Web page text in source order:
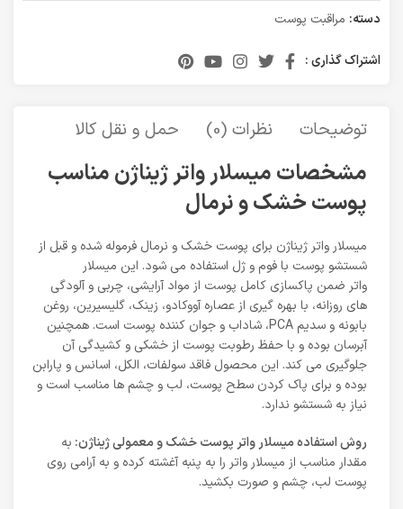
دسته: مراقبت پوست
اشتراک گذاری :
توضیحات نظرات (0) حمل و نقل کالا
مشخصات میسلار واتر ژیناژن مناسب
پوست خشک و نرمال
میسلار واتر ژیناژن برای پوست خشک و نرمال فرموله شده و قبل از
شستشو پوست با فوم و ژل استفاده می شود. این میسلار
واتر ضمن پاکسازی کامل پوست از مواد آرایشی، چربی و آلودگی
های روزانه، با بهره گیری از عصاره آووکادو، زینک، گلیسیرین، روغن
بابونه و سدیم PCA، شاداب و جوان کننده پوست است. همچنین
آبرسان بوده و با حفظ رطوبت پوست از خشکی و کشیدگی آن
جلوگیری می کند. این محصول فاقد سولفات، الکل، اسانس و پارابن
بوده و برای پاک کردن سطح پوست، لب و چشم ها مناسب است و
نیاز به شستشو ندارد.
روش استفاده میسلار واتر پوست خشک و معمولی ژیناژن: به
مقدار مناسب از میسلار واتر را به پنبه آغشته کرده و به آرامی روی
پوست لب، چشم و صورت بکشید.